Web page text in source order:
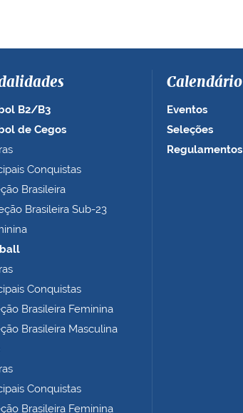
B2/B3
de Cegos
Conquistas
Brasileira
Brasileira Sub-23
Conquistas
Brasileira Feminina
Brasileira Masculina
Conquistas
Brasileira Feminina
Calendário
Eventos
Seleções
Regulamentos